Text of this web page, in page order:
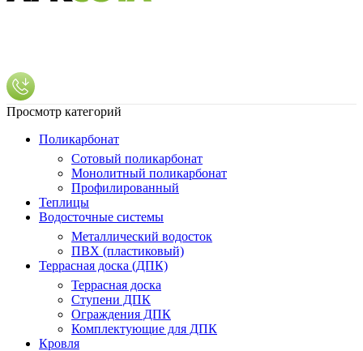
Просмотр категорий
Поликарбонат
Сотовый поликарбонат
Монолитный поликарбонат
Профилированный
Теплицы
Водосточные системы
Металлический водосток
ПВХ (пластиковый)
Террасная доска (ДПК)
Террасная доска
Ступени ДПК
Ограждения ДПК
Комплектующие для ДПК
Кровля